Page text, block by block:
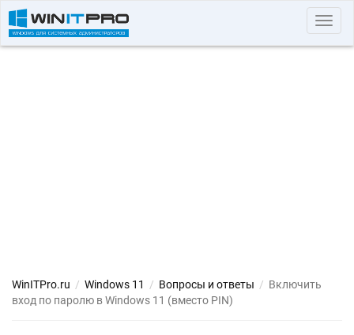
WinITPro.ru / Windows 11 / Вопросы и ответы / Включить
вход по паролю в Windows 11 (вместо PIN)